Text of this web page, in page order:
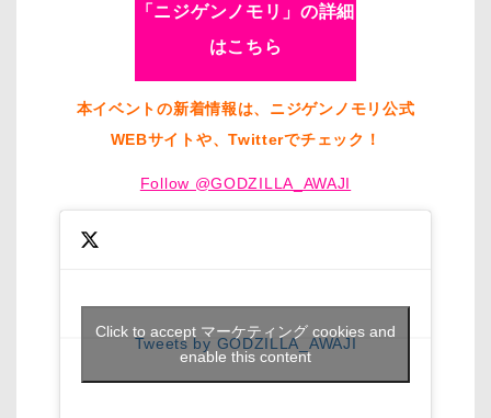
「ニジゲンノモリ」の詳細
はこちら
本イベントの新着情報は、ニジゲンノモリ公式
WEBサイトや、Twitterでチェック！
Follow @GODZILLA_AWAJI
Tweets by GODZILLA_AWAJI
Click to accept マーケティング cookies and
enable this content